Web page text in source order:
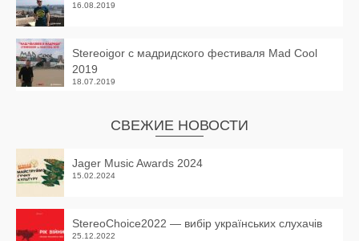
16.08.2019
Stereoigor с мадридского фестиваля Mad Cool
2019
18.07.2019
СВЕЖИЕ НОВОСТИ
Jager Music Awards 2024
15.02.2024
StereoChoice2022 — вибір українських слухачів
25.12.2022